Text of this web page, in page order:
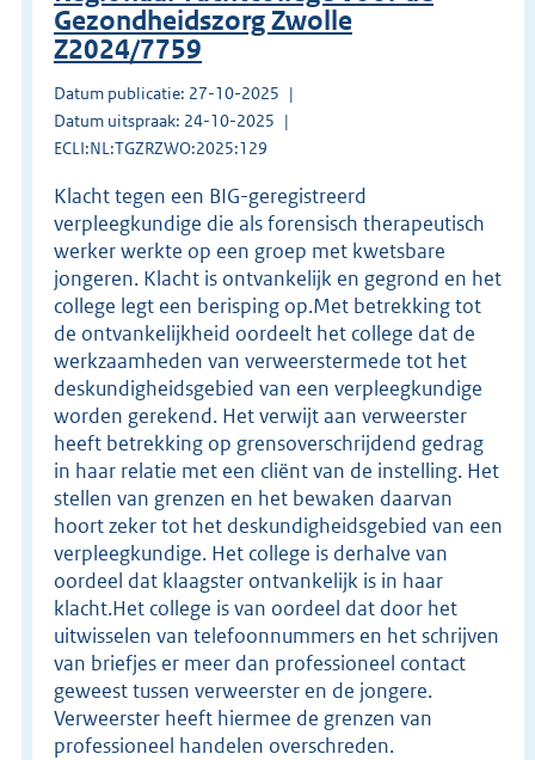
Gezondheidszorg Zwolle
Z2024/7759
Datum publicatie: 27-10-2025
Datum uitspraak: 24-10-2025
ECLI:NL:TGZRZWO:2025:129
Klacht tegen een BIG-geregistreerd
verpleegkundige die als forensisch therapeutisch
werker werkte op een groep met kwetsbare
jongeren. Klacht is ontvankelijk en gegrond en het
college legt een berisping op.Met betrekking tot
de ontvankelijkheid oordeelt het college dat de
werkzaamheden van verweerstermede tot het
deskundigheidsgebied van een verpleegkundige
worden gerekend. Het verwijt aan verweerster
heeft betrekking op grensoverschrijdend gedrag
in haar relatie met een cliënt van de instelling. Het
stellen van grenzen en het bewaken daarvan
hoort zeker tot het deskundigheidsgebied van een
verpleegkundige. Het college is derhalve van
oordeel dat klaagster ontvankelijk is in haar
klacht.Het college is van oordeel dat door het
uitwisselen van telefoonnummers en het schrijven
van briefjes er meer dan professioneel contact
geweest tussen verweerster en de jongere.
Verweerster heeft hiermee de grenzen van
professioneel handelen overschreden.